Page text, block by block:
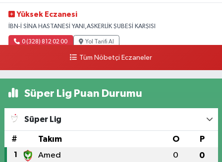
Yüksek Eczanesi
İBN-İ SİNA HASTANESİ YANI,ASKERLİK ŞUBESİ KARŞISI
0 (328) 812 02 00 Yol Tarifi Al
Tüm Nöbetçi Eczaneler
Süper Lig Puan Durumu
Süper Lig
# Takım O P
1 Amed 0 0